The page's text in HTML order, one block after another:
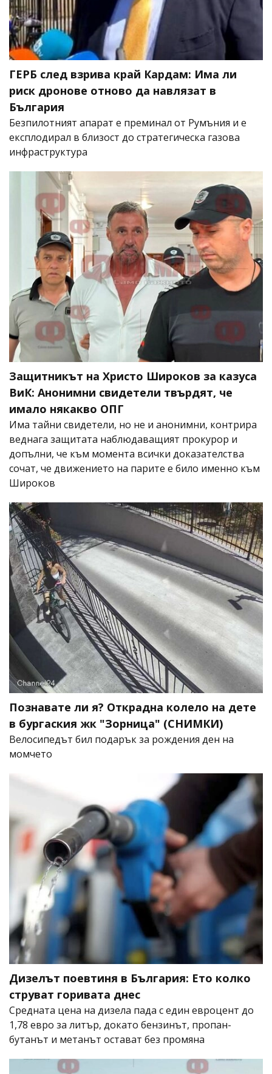
ГЕРБ след взрива край Кардам: Има ли
риск дронове отново да навлязат в
България
Безпилотният апарат е преминал от Румъния и е
експлодирал в близост до стратегическа газова
инфраструктура
Защитникът на Христо Широков за казуса
ВиК: Анонимни свидетели твърдят, че
имало някакво ОПГ
Има тайни свидетели, но не и анонимни, контрира
веднага защитата наблюдаващият прокурор и
допълни, че към момента всички доказателства
сочат, че движението на парите е било именно към
Широков
Познавате ли я? Открадна колело на дете
в бургаския жк "Зорница" (СНИМКИ)
Велосипедът бил подарък за рождения ден на
момчето
Дизелът поевтиня в България: Ето колко
струват горивата днес
Средната цена на дизела пада с един евроцент до
1,78 евро за литър, докато бензинът, пропан-
бутанът и метанът остават без промяна